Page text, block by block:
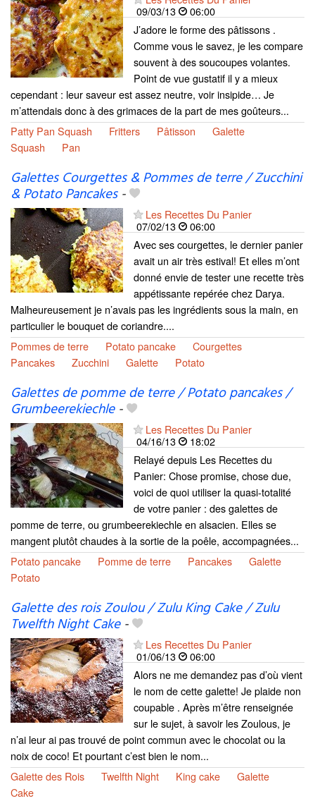
09/03/13
06:00
J’adore le forme des pâtissons .
Comme vous le savez, je les compare
souvent à des soucoupes volantes.
Point de vue gustatif il y a mieux
cependant : leur saveur est assez neutre, voir insipide… Je
m’attendais donc à des grimaces de la part de mes goûteurs...
Patty Pan Squash
Fritters Pâtisson
Galette
Squash
Pan
Galettes Courgettes & Pommes de terre / Zucchini
& Potato Pancakes-
Les Recettes Du Panier
07/02/13
06:00
Avec ses courgettes, le dernier panier
avait un air très estival! Et elles m’ont
donné envie de tester une recette très
appétissante repérée chez Darya.
Malheureusement je n’avais pas les ingrédients sous la main, en
particulier le bouquet de coriandre....
Pommes de terre
Potato pancake
Courgettes
Pancakes
Zucchini Galette Potato
Galettes de pomme de terre / Potato pancakes /
Grumbeerekiechle-
Les Recettes Du Panier
04/16/13
18:02
Relayé depuis Les Recettes du
Panier: Chose promise, chose due,
voici de quoi utiliser la quasi-totalité
de votre panier : des galettes de
pomme de terre, ou grumbeerekiechle en alsacien. Elles se
mangent plutôt chaudes à la sortie de la poêle, accompagnées...
Potato pancake
Pomme de terre Pancakes
Galette
Potato
Galette des rois Zoulou / Zulu King Cake / Zulu
Twelfth Night Cake-
Les Recettes Du Panier
01/06/13
06:00
Alors ne me demandez pas d’où vient
le nom de cette galette! Je plaide non
coupable . Après m’être renseignée
sur le sujet, à savoir les Zoulous, je
n’ai leur ai pas trouvé de point commun avec le chocolat ou la
noix de coco! Et pourtant c’est bien le nom...
Galette des Rois
Twelfth Night King cake
Galette
Cake